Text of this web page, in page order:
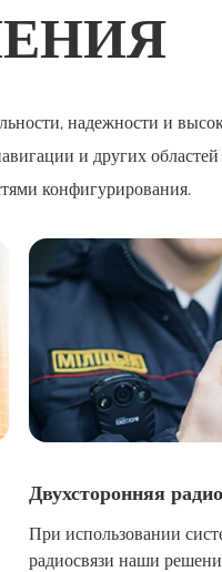
надежности и
и других
конфигурирования.
Двухсторонняя
При использовании
радиосвязи наши